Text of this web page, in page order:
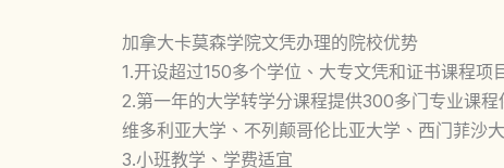
加拿大卡莫森学院文凭办理的院校优势
1.开设超过150多个学位、大专文凭和证书课程项
2.第一年的大学转学分课程提供300多门专业课
维多利亚大学、不列颠哥伦比亚大学、西门菲沙大
3.小班教学、学费适宜